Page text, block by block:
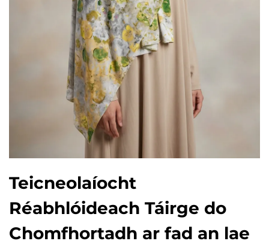
Teicneolaíocht
Réabhlóideach Táirge do
Chomfhortadh ar fad an lae